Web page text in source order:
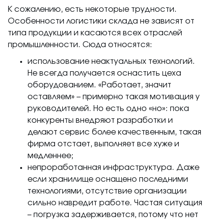
К сожалению, есть некоторые трудности.
Особенности логистики склада не зависят от
типа продукции и касаются всех отраслей
промышленности. Сюда относятся:
использование неактуальных технологий.
Не всегда получается оснастить цеха
оборудованием. «Работает, значит
оставляем» – примерно такая мотивация у
руководителей. Но есть одно «но»: пока
конкуренты внедряют разработки и
делают сервис более качественным, такая
фирма отстает, выполняет все хуже и
медленнее;
непроработанная инфраструктура. Даже
если хранилище оснащено последними
технологиями, отсутствие организации
сильно навредит работе. Частая ситуация
– погрузка задерживается, потому что нет